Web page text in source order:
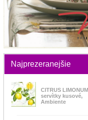
Najprezeranejšie
CITRUS LIMONUM
servítky kusové,
Ambiente